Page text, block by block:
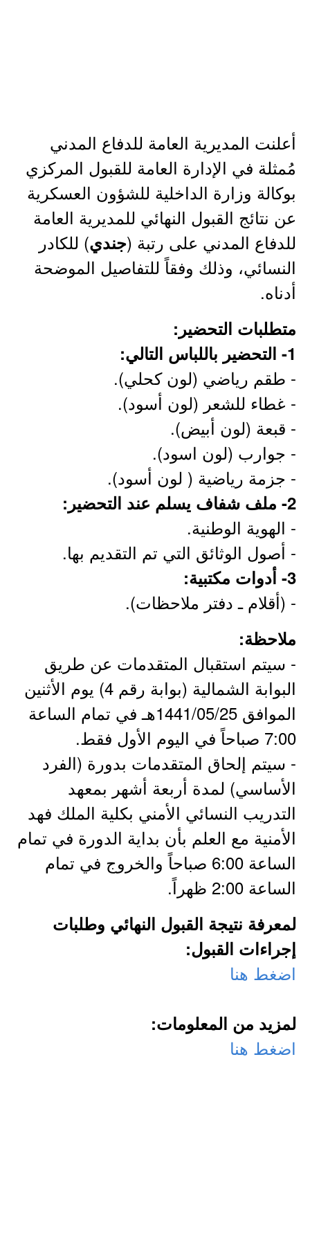
أعلنت المديرية العامة للدفاع المدني
مُمثلة في الإدارة العامة للقبول المركزي
بوكالة وزارة الداخلية للشؤون العسكرية
عن نتائج القبول النهائي للمديرية العامة
للدفاع المدني على رتبة (جندي) للكادر
النسائي، وذلك وفقاً للتفاصيل الموضحة
أدناه.
متطلبات التحضير:
1- التحضير باللباس التالي:
- طقم رياضي (لون كحلي).
- غطاء للشعر (لون أسود).
- قبعة (لون أبيض).
- جوارب (لون اسود).
- جزمة رياضية ( لون أسود).
2- ملف شفاف يسلم عند التحضير:
- الهوية الوطنية.
- أصول الوثائق التي تم التقديم بها.
3- أدوات مكتبية:
- (أقلام ـ دفتر ملاحظات).
ملاحظة:
- سيتم استقبال المتقدمات عن طريق
البوابة الشمالية (بوابة رقم 4) يوم الأثنين
الموافق 1441/05/25هـ في تمام الساعة
7:00 صباحاً في اليوم الأول فقط.
- سيتم إلحاق المتقدمات بدورة (الفرد
الأساسي) لمدة أربعة أشهر بمعهد
التدريب النسائي الأمني بكلية الملك فهد
الأمنية مع العلم بأن بداية الدورة في تمام
الساعة 6:00 صباحاً والخروج في تمام
الساعة 2:00 ظهراً.
لمعرفة نتيجة القبول النهائي وطلبات
إجراءات القبول:
اضغط هنا
لمزيد من المعلومات:
اضغط هنا